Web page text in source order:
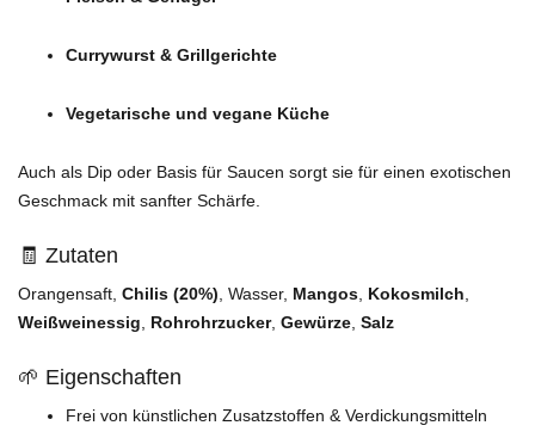
Currywurst & Grillgerichte
Vegetarische und vegane Küche
Auch als Dip oder Basis für Saucen sorgt sie für einen exotischen
Geschmack mit sanfter Schärfe.
🧾 Zutaten
Orangensaft, Chilis (20%), Wasser, Mangos, Kokosmilch,
Weißweinessig, Rohrohrzucker, Gewürze, Salz
🌱 Eigenschaften
Frei von künstlichen Zusatzstoffen & Verdickungsmitteln